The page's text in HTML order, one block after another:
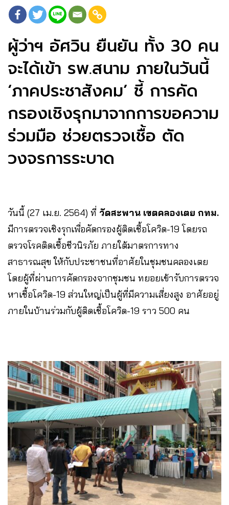
ผู้ว่าฯ อัศวิน ยืนยัน ทั้ง 30 คน
จะได้เข้า รพ.สนาม ภายในวันนี้
‘ภาคประชาสังคม’ ชี้ การคัด
กรองเชิงรุกมาจากการขอความ
ร่วมมือ ช่วยตรวจเชื้อ ตัด
วงจรการระบาด
วันนี้ (27 เม.ย. 2564) ที่ วัดสะพาน เขตคลองเตย กทม.
มีการตรวจเชิงรุกเพื่อคัดกรองผู้ติดเชื้อโควิด-19 โดยรถ
ตรวจโรคติดเชื้อชีวนิรภัย ภายใต้มาตรการทาง
สาธารณสุข ให้กับประชาชนที่อาศัยในชุมชนคลองเตย​
โดยผู้ที่ผ่านการคัดกรองจากชุมชน ทยอยเข้ารับการตรวจ
หาเชื้อโควิด-19 ส่วนใหญ่เป็นผู้ที่มีความเสี่ยงสูง อาศัยอยู่
ภายในบ้านร่วมกับผู้ติดเชื้อโควิด-19​ ราว 500 คน